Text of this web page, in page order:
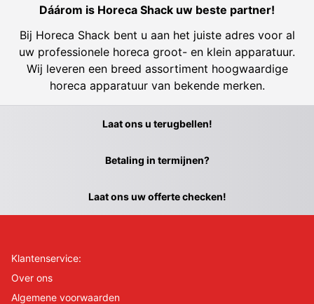
Dáárom is Horeca Shack uw beste partner!
Bij Horeca Shack bent u aan het juiste adres voor al
uw professionele horeca groot- en klein apparatuur.
Wij leveren een breed assortiment hoogwaardige
horeca apparatuur van bekende merken.
Laat ons u terugbellen!
Betaling in termijnen?
Laat ons uw offerte checken!
Klantenservice:
Over ons
Algemene voorwaarden